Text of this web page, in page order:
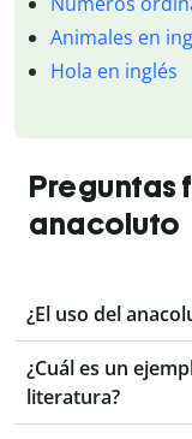
Animales en
Hola en inglés
Preguntas
anacoluto
¿El uso del
¿Cuál es un
literatura?